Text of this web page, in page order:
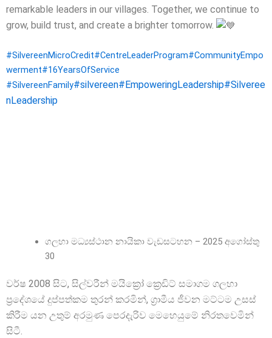
remarkable leaders in our villages. Together, we continue to
grow, build trust, and create a brighter tomorrow.
#SilvereenMicroCredit#CentreLeaderProgram#CommunityEmpo
werment#16YearsOfService
#SilvereenFamily#silvereen#EmpoweringLeadership#Silveree
nLeadership
ගලහා මධ්යස්ථාන නායිකා වැඩසටහන – 2025 අගෝස්තු
30
වර්ෂ 2008 සිට, සිල්වරීන් මයික් රෝ ක්රෙඩිට් සමාගම ගලහා
ප්රදේශයේ දුප්පත්කම තුරන් කරමින්, ග්රාමීය ජීවන මට්ටම උසස්
කිරීම යන උතුම් අරමුණ පෙරදැරිව මෙහෙයුමේ නිරතවෙමින්
සිටී.